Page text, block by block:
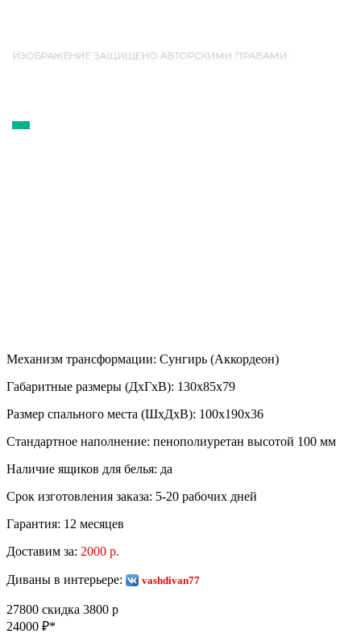
Механизм трансформации: Сунгирь (Аккордеон)
Габаритные размеры (ДхГхВ): 130х85х79
Размер спального места (ШхДхВ): 100х190х36
Стандартное наполнение: пенополиуретан высотой 100 мм
Наличие ящиков для белья: да
Срок изготовления заказа: 5-20 рабочих дней
Гарантия: 12 месяцев
Доставим за: 2000 р.
Диваны в интерьере: vashdivan77
27800 скидка 3800 р
24000 ₽*